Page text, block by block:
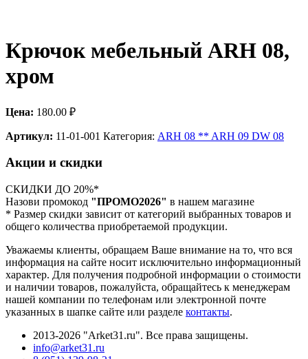
Крючок мебельный ARH 08,
хром
Цена: 180.00 ₽
Артикул: 11-01-001 Категория: ARH 08 ** ARH 09 DW 08
Акции и скидки
СКИДКИ ДО 20%*
Назови промокод "ПРОМО2026" в нашем магазине
* Размер скидки зависит от категорий выбранных товаров и
общего количества приобретаемой продукции.
Уважаемы клиенты, обращаем Ваше внимание на то, что вся
информация на сайте носит исключительно информационный
характер. Для получения подробной информации о стоимости
и наличии товаров, пожалуйста, обращайтесь к менеджерам
нашей компании по телефонам или электронной почте
указанных в шапке сайте или разделе контакты.
2013-2026 "Arket31.ru". Все права защищены.
info@arket31.ru